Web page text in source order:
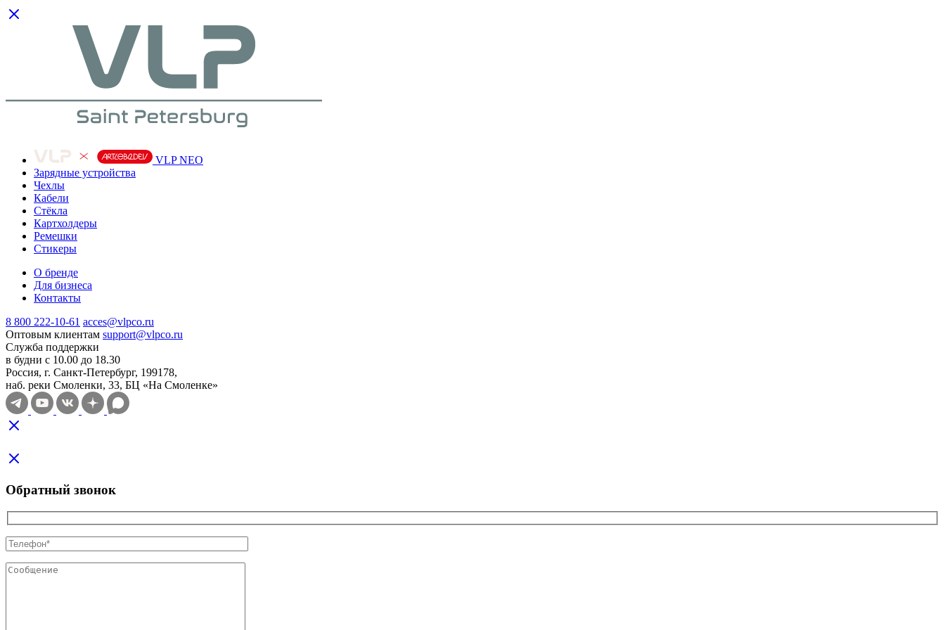
VLP NEO
Зарядные устройства
Чехлы
Кабели
Cтёкла
Картхолдеры
Ремешки
Стикеры
О бренде
Для бизнеса
Контакты
8 800 222-10-61 acces@vlpco.ru
Оптовым клиентам support@vlpco.ru
Служба поддержки
в будни с 10.00 до 18.30
Россия, г. Санкт-Петербург, 199178,
наб. реки Смоленки, 33, БЦ «На Смоленке»
Обратный звонок